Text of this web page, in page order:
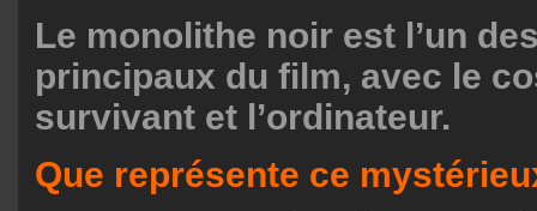
Le monolithe noir est l’un
principaux du film, avec le
survivant et l’ordinateur.
Que représente ce